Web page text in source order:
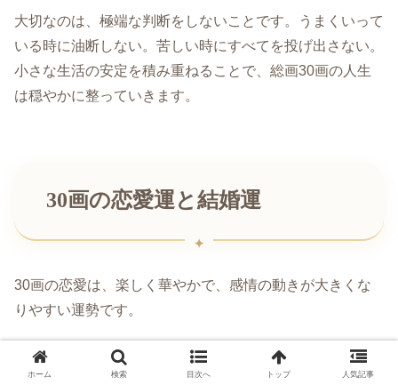
大切なのは、極端な判断をしないことです。うまくいって
いる時に油断しない。苦しい時にすべてを投げ出さない。
小さな生活の安定を積み重ねることで、総画30画の人生
は穏やかに整っていきます。
30画の恋愛運と結婚運
30画の恋愛は、楽しく華やかで、感情の動きが大きくな
りやすい運勢です。
好きになると一気に気持ちが高まり、相手との時間を楽し
ホーム 検索 目次へ トップ 人気記事